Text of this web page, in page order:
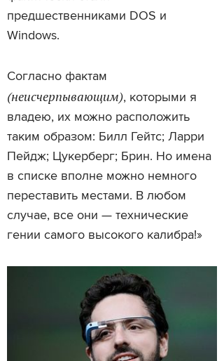
предшественниками DOS и
Windows.
Согласно фактам
(неисчерпывающим), которыми я
владею, их можно расположить
таким образом: Билл Гейтс; Ларри
Пейдж; Цукерберг; Брин. Но имена
в списке вполне можно немного
переставить местами. В любом
случае, все они — технические
гении самого высокого калибра!»